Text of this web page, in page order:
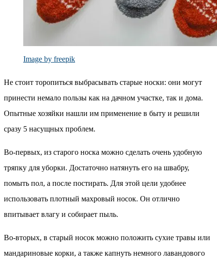
Image by freepik
Не стоит торопиться выбрасывать старые носки: они могут
принести немало пользы как на дачном участке, так и дома.
Опытные хозяйки нашли им применение в быту и решили
сразу 5 насущных проблем.
Во-первых, из старого носка можно сделать очень удобную
тряпку для уборки. Достаточно натянуть его на швабру,
помыть пол, а после постирать. Для этой цели удобнее
использовать плотный махровый носок. Он отлично
впитывает влагу и собирает пыль.
Во-вторых, в старый носок можно положить сухие травы или
мандариновые корки, а также капнуть немного лавандового